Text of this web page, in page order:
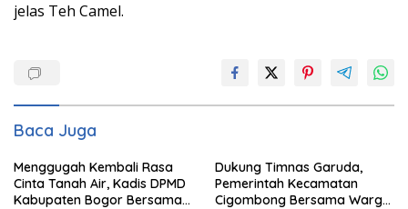
jelas Teh Camel.
Baca Juga
Menggugah Kembali Rasa
Cinta Tanah Air, Kadis DPMD
Kabupaten Bogor Bersama
Dukung Timnas Garuda,
Pemerintah Kecamatan
Cigombong Bersama Warga